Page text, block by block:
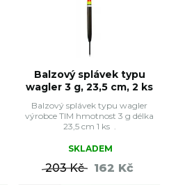
Balzový splávek typu
wagler 3 g, 23,5 cm, 2 ks
Balzový splávek typu wagler
výrobce TIM hmotnost 3 g délka
23,5 cm 1 ks .
SKLADEM
203 Kč 162 Kč